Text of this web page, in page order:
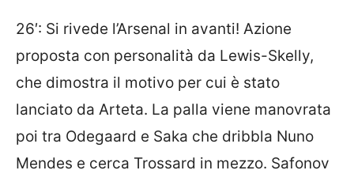
26′: Si rivede l’Arsenal in avanti! Azione
proposta con personalità da Lewis-Skelly,
che dimostra il motivo per cui è stato
lanciato da Arteta. La palla viene manovrata
poi tra Odegaard e Saka che dribbla Nuno
Mendes e cerca Trossard in mezzo. Safonov